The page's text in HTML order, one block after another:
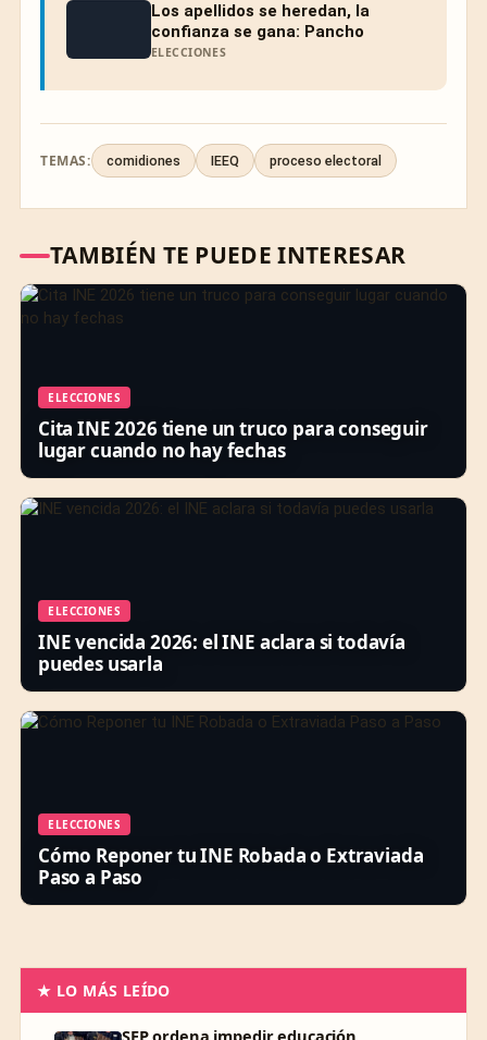
Los apellidos se heredan, la
confianza se gana: Pancho
ELECCIONES
TEMAS: comidiones IEEQ proceso electoral
TAMBIÉN TE PUEDE INTERESAR
ELECCIONES
Cita INE 2026 tiene un truco para conseguir
lugar cuando no hay fechas
ELECCIONES
INE vencida 2026: el INE aclara si todavía
puedes usarla
ELECCIONES
Cómo Reponer tu INE Robada o Extraviada
Paso a Paso
★ LO MÁS LEÍDO